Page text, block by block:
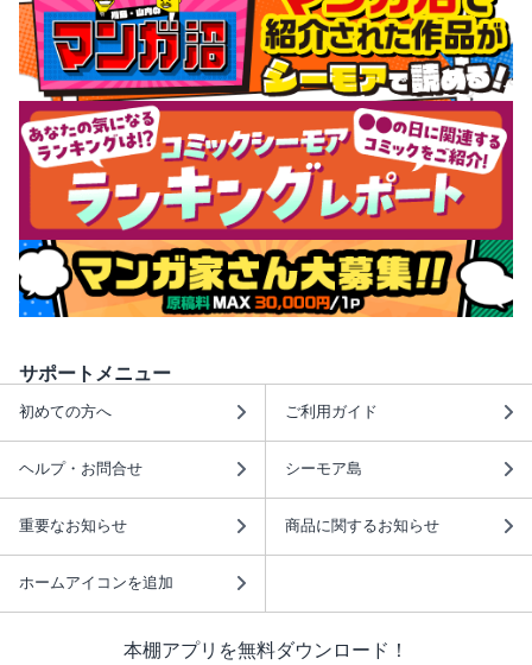
サポートメニュー
初めての方へ ご利用ガイド
ヘルプ・お問合せ シーモア島
重要なお知らせ 商品に関するお知らせ
ホームアイコンを追加
本棚アプリを無料ダウンロード！